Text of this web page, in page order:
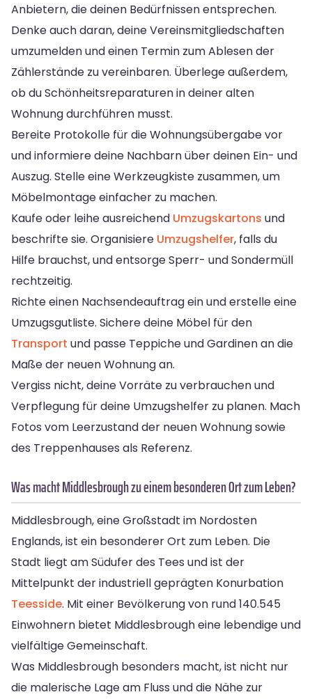
Anbietern, die deinen Bedürfnissen entsprechen.
Denke auch daran, deine Vereinsmitgliedschaften
umzumelden und einen Termin zum Ablesen der
Zählerstände zu vereinbaren. Überlege außerdem,
ob du Schönheitsreparaturen in deiner alten
Wohnung durchführen musst.
Bereite Protokolle für die Wohnungsübergabe vor
und informiere deine Nachbarn über deinen Ein- und
Auszug. Stelle eine Werkzeugkiste zusammen, um
Möbelmontage einfacher zu machen.
Kaufe oder leihe ausreichend Umzugskartons und
beschrifte sie. Organisiere Umzugshelfer, falls du
Hilfe brauchst, und entsorge Sperr- und Sondermüll
rechtzeitig.
Richte einen Nachsendeauftrag ein und erstelle eine
Umzugsgutliste. Sichere deine Möbel für den
Transport und passe Teppiche und Gardinen an die
Maße der neuen Wohnung an.
Vergiss nicht, deine Vorräte zu verbrauchen und
Verpflegung für deine Umzugshelfer zu planen. Mach
Fotos vom Leerzustand der neuen Wohnung sowie
des Treppenhauses als Referenz.
Was macht Middlesbrough zu einem besonderen Ort zum Leben?
Middlesbrough, eine Großstadt im Nordosten
Englands, ist ein besonderer Ort zum Leben. Die
Stadt liegt am Südufer des Tees und ist der
Mittelpunkt der industriell geprägten Konurbation
Teesside. Mit einer Bevölkerung von rund 140.545
Einwohnern bietet Middlesbrough eine lebendige und
vielfältige Gemeinschaft.
Was Middlesbrough besonders macht, ist nicht nur
die malerische Lage am Fluss und die Nähe zur